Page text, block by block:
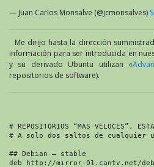
— Juan Carlos Monsalve (@jcmonsalves)
Me dirijo hasta la dirección
información para ser introducida en
y su derivado Ubuntu utilizan «
repositorios de software).
# REPOSITORIOS “MAS VELOCES”,
# A solo dos saltos de cualquier
## Debian – stable
deb http://mirror-01.cantv.net/